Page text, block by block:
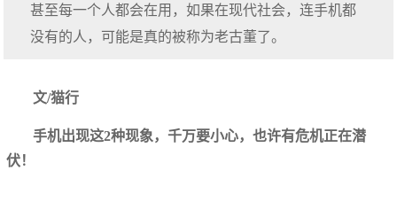
甚至每一个人都会在用，如果在现代社会，连手机都
没有的人，可能是真的被称为老古董了。
文/猫行
手机出现这2种现象，千万要小心，也许有危机正在潜
伏！